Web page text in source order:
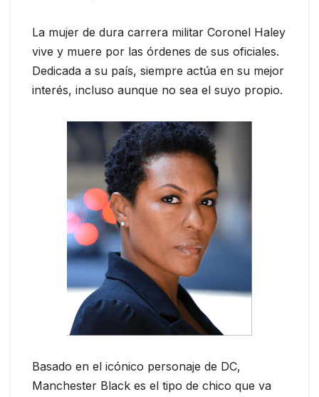
La mujer de dura carrera militar Coronel Haley
vive y muere por las órdenes de sus oficiales.
Dedicada a su país, siempre actúa en su mejor
interés, incluso aunque no sea el suyo propio.
Basado en el icónico personaje de DC,
Manchester Black es el tipo de chico que va